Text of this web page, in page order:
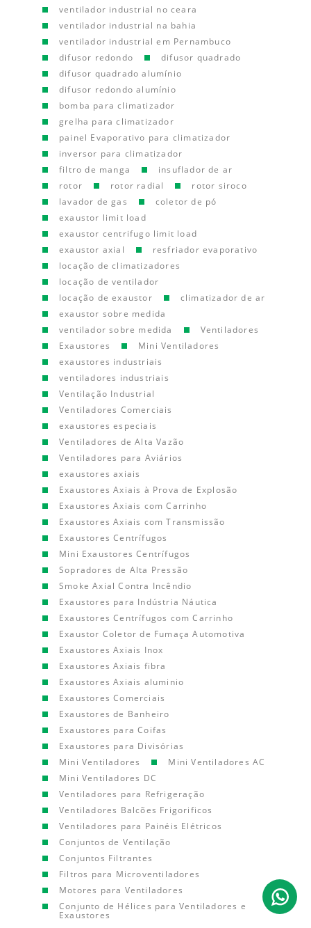
ventilador industrial no ceara
ventilador industrial na bahia
ventilador industrial em Pernambuco
difusor redondo
difusor quadrado
difusor quadrado alumínio
difusor redondo alumínio
bomba para climatizador
grelha para climatizador
painel Evaporativo para climatizador
inversor para climatizador
filtro de manga
insuflador de ar
rotor
rotor radial
rotor siroco
lavador de gas
coletor de pó
exaustor limit load
exaustor centrifugo limit load
exaustor axial
resfriador evaporativo
locação de climatizadores
locação de ventilador
locação de exaustor
climatizador de ar
exaustor sobre medida
ventilador sobre medida
Ventiladores
Exaustores
Mini Ventiladores
exaustores industriais
ventiladores industriais
Ventilação Industrial
Ventiladores Comerciais
exaustores especiais
Ventiladores de Alta Vazão
Ventiladores para Aviários
exaustores axiais
Exaustores Axiais à Prova de Explosão
Exaustores Axiais com Carrinho
Exaustores Axiais com Transmissão
Exaustores Centrífugos
Mini Exaustores Centrífugos
Sopradores de Alta Pressão
Smoke Axial Contra Incêndio
Exaustores para Indústria Náutica
Exaustores Centrífugos com Carrinho
Exaustor Coletor de Fumaça Automotiva
Exaustores Axiais Inox
Exaustores Axiais fibra
Exaustores Axiais aluminio
Exaustores Comerciais
Exaustores de Banheiro
Exaustores para Coifas
Exaustores para Divisórias
Mini Ventiladores
Mini Ventiladores AC
Mini Ventiladores DC
Ventiladores para Refrigeração
Ventiladores Balcões Frigorificos
Ventiladores para Painéis Elétricos
Conjuntos de Ventilação
Conjuntos Filtrantes
Filtros para Microventiladores
Motores para Ventiladores
Conjunto de Hélices para Ventiladores e
Exaustores